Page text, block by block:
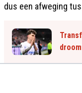
dus een afweging